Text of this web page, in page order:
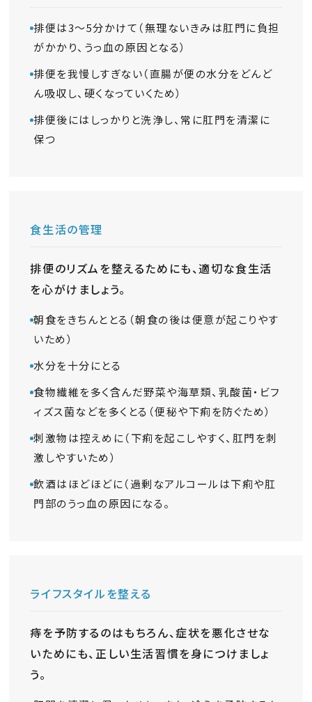
排便は3～5分かけて（無理ないきみは肛門に負担
がかかり、うっ血の原因となる）
排便を我慢しすぎない（直腸が便の水分をどんど
ん吸収し、硬くなっていくため）
排便後にはしっかりと洗浄し、常に肛門を清潔に
保つ
食生活の管理
排便のリズムを整えるためにも、適切な食生活
を心がけましょう。
朝食をきちんととる（朝食の後は便意が起こりやす
いため）
水分を十分にとる
食物繊維を多く含んだ野菜や海草類、乳酸菌・ビフ
ィズス菌などを多くとる（便秘や下痢を防ぐため）
刺激物は控えめに（下痢を起こしやすく、肛門を刺
激しやすいため）
飲酒はほどほどに（過剰なアルコールは下痢や肛
門部のうっ血の原因になる。
ライフスタイルを整える
痔を予防するのはもちろん、症状を悪化させな
いためにも、正しい生活習慣を身につけましょ
う。